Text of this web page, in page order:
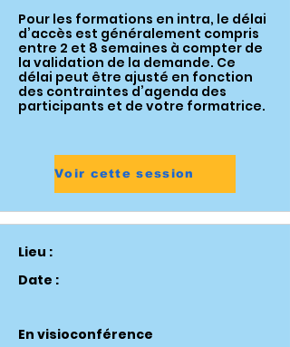
Pour les formations en intra, le délai
d’accès est généralement compris
entre 2 et 8 semaines à compter de
la validation de la demande. Ce
délai peut être ajusté en fonction
des contraintes d’agenda des
participants et de votre formatrice.
Voir cette session
Lieu :
Date :
En visioconférence